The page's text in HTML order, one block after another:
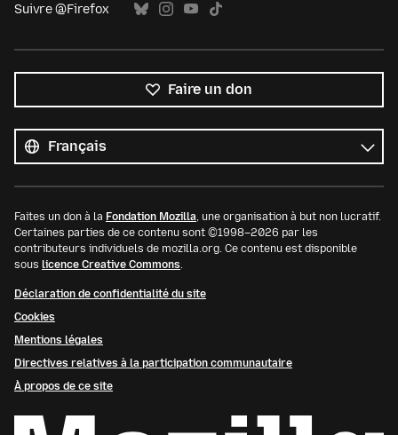
Suivre @Firefox
Faire un don
les
langues
Langue
Faites un don à la Fondation Mozilla, une organisation à but non lucratif.
Certaines parties de ce contenu sont ©1998–2026 par les
contributeurs individuels de mozilla.org. Ce contenu est disponible
sous licence Creative Commons.
Déclaration de confidentialité du site
Cookies
Mentions légales
Directives relatives à la participation communautaire
À propos de ce site